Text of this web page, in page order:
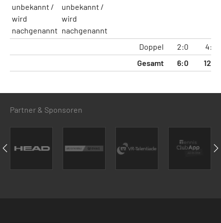
unbekannt /
wird
nachgenannt
unbekannt /
wird
nachgenannt
Doppel 2:0
4:0
Gesamt
6:0 12:0
Partner & Sponsoren